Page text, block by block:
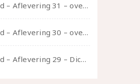
Ongehoord – Aflevering 31 – over seks, professioneel en persoonlijk, een gesprek met Marije
Ongehoord – Aflevering 30 – over vertragen, consent en negatieve gevoelens met Meg-John Barker
Ongehoord – Aflevering 29 – Dicht op de Huid: Anita